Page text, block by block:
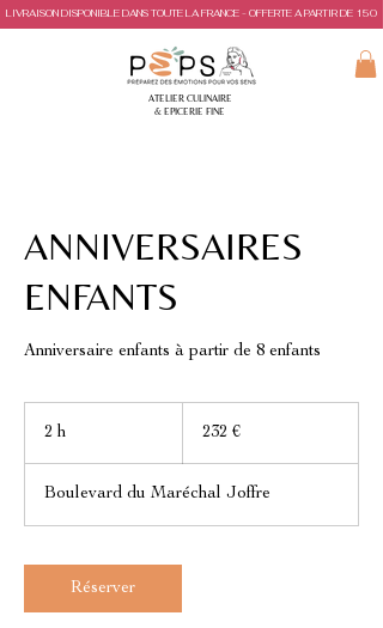
LIVRAISON DISPONIBLE DANS TOUTE LA FRANCE - OFFERTE A PARTIR DE 150€
ATELIER CULINAIRE
& EPICERIE FINE
ANNIVERSAIRES
ENFANTS
Anniversaire enfants à partir de 8 enfants
2 h
euros
232 €
Boulevard du Maréchal Joffre
Réserver